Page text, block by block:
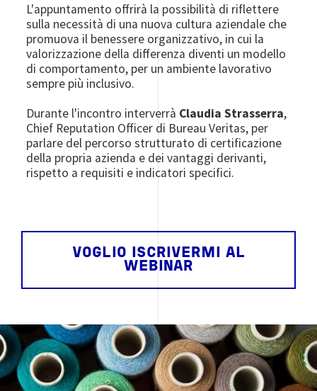
L'appuntamento offrirà la possibilità di riflettere
sulla necessità di una nuova cultura aziendale che
promuova il benessere organizzativo, in cui la
valorizzazione della differenza diventi un modello
di comportamento, per un ambiente lavorativo
sempre più inclusivo.
Durante l'incontro interverrà Claudia Strasserra,
Chief Reputation Officer di Bureau Veritas, per
parlare del percorso strutturato di certificazione
della propria azienda e dei vantaggi derivanti,
rispetto a requisiti e indicatori specifici.
VOGLIO ISCRIVERMI AL
WEBINAR
Image